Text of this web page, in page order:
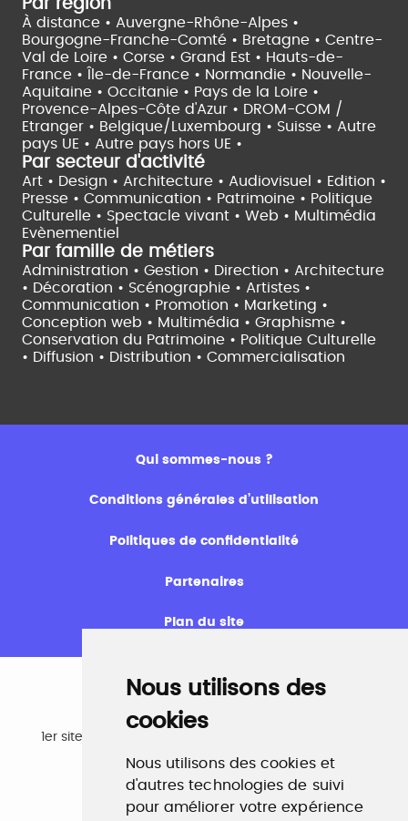
Nous utilisons des
cookies
Nous utilisons des cookies et
d'autres technologies de suivi
pour améliorer votre expérience
Par région
À distance • Auvergne-Rhône-Alpes •
Bourgogne-Franche-Comté • Bretagne • Centre-
Val de Loire • Corse • Grand Est • Hauts-de-
France •
Île-de-France • Normandie • Nouvelle-
Aquitaine • Occitanie • Pays de la Loire •
Provence-Alpes-Côte d'Azur • DROM-COM /
Etranger • Belgique/Luxembourg • Suisse • Autre
pays UE • Autre pays hors UE •
Par secteur d'activité
Art • Design • Architecture • Audiovisuel • Edition •
Presse • Communication • Patrimoine • Politique
Culturelle • Spectacle vivant • Web • Multimédia
Evènementiel
Par famille de métiers
Administration • Gestion • Direction • Architecture
• Décoration • Scénographie • Artistes •
Communication • Promotion • Marketing •
Conception web • Multimédia • Graphisme •
Conservation du Patrimoine • Politique Culturelle
• Diffusion • Distribution • Commercialisation
Qui sommes-nous ?
Conditions générales d’utilisation
Politiques de confidentialité
Partenaires
Plan du site
Emploi
1er site emploi du secteur culturel 784.000 visites et
www.profilculture.com